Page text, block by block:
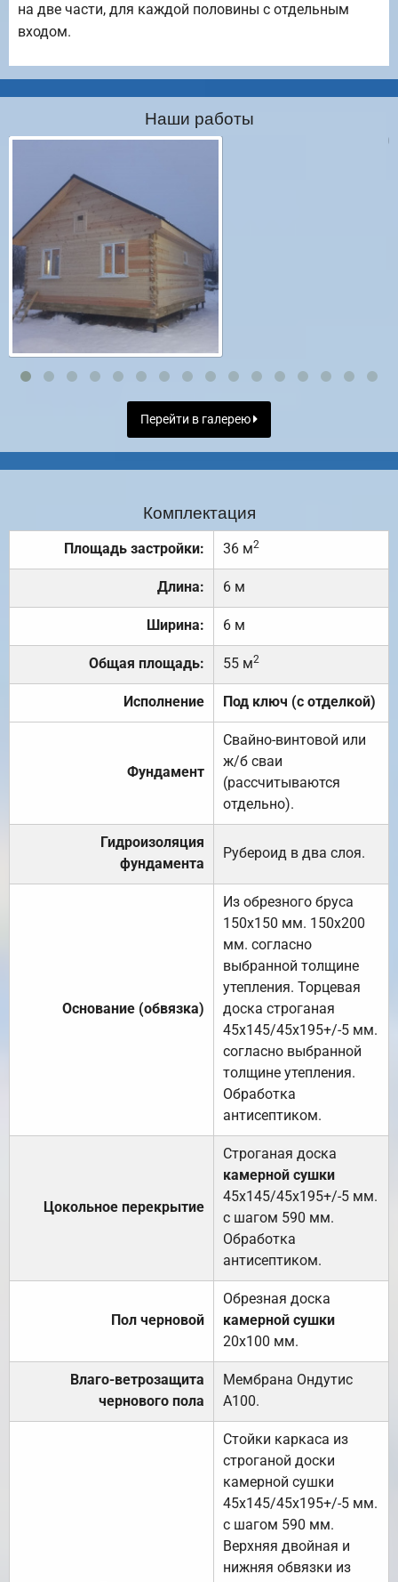
на две части, для каждой половины с отдельным
входом.
Наши работы
Перейти в галерею
Комплектация
Площадь застройки: 36 м2
Длина: 6 м
Ширина: 6 м
Общая площадь: 55 м2
Исполнение Под ключ (с отделкой)
Фундамент
Свайно-винтовой или
ж/б сваи
(рассчитываются
отдельно).
Гидроизоляция
фундамента
Рубероид в два слоя.
Основание (обвязка)
Из обрезного бруса
150х150 мм. 150х200
мм. согласно
выбранной толщине
утепления. Торцевая
доска строганая
45х145/45х195+/-5 мм.
согласно выбранной
толщине утепления.
Обработка
антисептиком.
Цокольное перекрытие
Строганая доска
камерной сушки
45х145/45х195+/-5 мм.
с шагом 590 мм.
Обработка
антисептиком.
Пол черновой
Обрезная доска
камерной сушки
20х100 мм.
Влаго-ветрозащита
чернового пола
Мембрана Ондутис
А100.
Стойки каркаса из
строганой доски
камерной сушки
45х145/45х195+/-5 мм.
с шагом 590 мм.
Верхняя двойная и
нижняя обвязки из